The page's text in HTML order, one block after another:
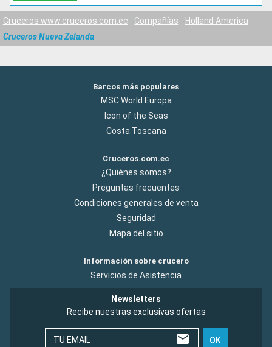
Cruceros www.cruceros.com.ec Compañías
Holland America
Cruceros Nueva Zelanda
Barcos más populares
MSC World Europa
Icon of the Seas
Costa Toscana
Cruceros.com.ec
¿Quiénes somos?
Preguntas frecuentes
Condiciones generales de venta
Seguridad
Mapa del sitio
Información sobre crucero
Servicios de Asistencia
Newsletters
Recibe nuestras exclusivas ofertas
TU EMAIL OK